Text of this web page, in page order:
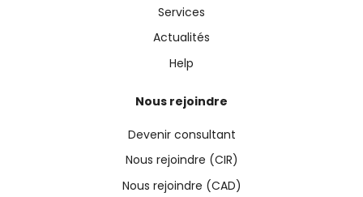
Services
Actualités
Help
Nous rejoindre
Devenir consultant
Nous rejoindre (CIR)
Nous rejoindre (CAD)